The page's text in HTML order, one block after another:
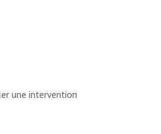
une intervention